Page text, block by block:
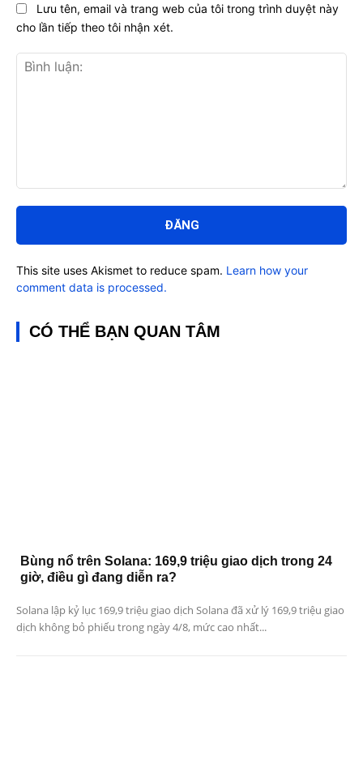
luận:
Lưu tên, email và trang web của tôi trong trình duyệt này
cho lần tiếp theo tôi nhận xét.
This site uses Akismet to reduce spam. Learn how your
comment data is processed.
CÓ THỂ BẠN QUAN TÂM
Bùng nổ trên Solana: 169,9 triệu giao dịch trong 24
giờ, điều gì đang diễn ra?
Solana lập kỷ lục 169,9 triệu giao dịch Solana đã xử lý 169,9 triệu giao
dịch không bỏ phiếu trong ngày 4/8, mức cao nhất...